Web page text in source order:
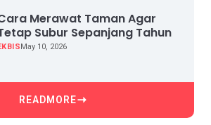
Merawat Taman Agar
Subur Sepanjang Tahun
May 10, 2026
READMORE